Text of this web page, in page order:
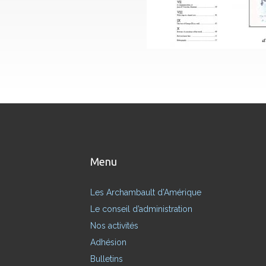
Menu
Les Archambault d’Amérique
Le conseil d’administration
Nos activités
Adhésion
Bulletins